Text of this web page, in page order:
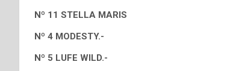
Nº 11 STELLA MARIS
Nº 4 MODESTY.-
Nº 5 LUFE WILD.-